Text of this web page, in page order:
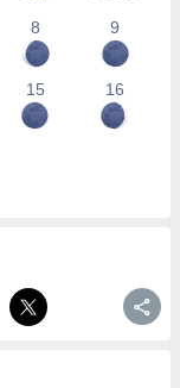
8 9
15 16